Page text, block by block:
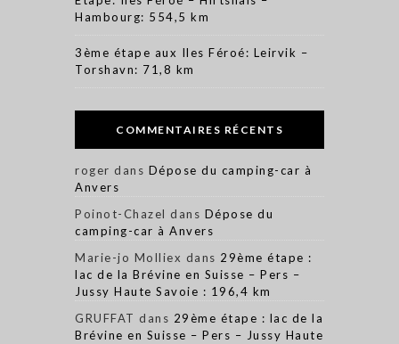
Hambourg: 554,5 km
3ème étape aux Iles Féroé: Leirvik –
Torshavn: 71,8 km
COMMENTAIRES RÉCENTS
roger dans Dépose du camping-car à
Anvers
Poinot-Chazel dans Dépose du
camping-car à Anvers
Marie-jo Molliex dans 29ème étape :
lac de la Brévine en Suisse – Pers –
Jussy Haute Savoie : 196,4 km
GRUFFAT dans 29ème étape : lac de la
Brévine en Suisse – Pers – Jussy Haute